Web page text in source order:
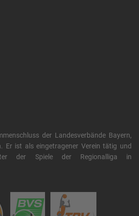
der Landesverbände Bayern,
Er ist als eingetragener Verein tätig und
der Spiele der Regionalliga in